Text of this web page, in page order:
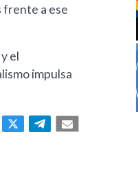
frente a ese
el
impulsa